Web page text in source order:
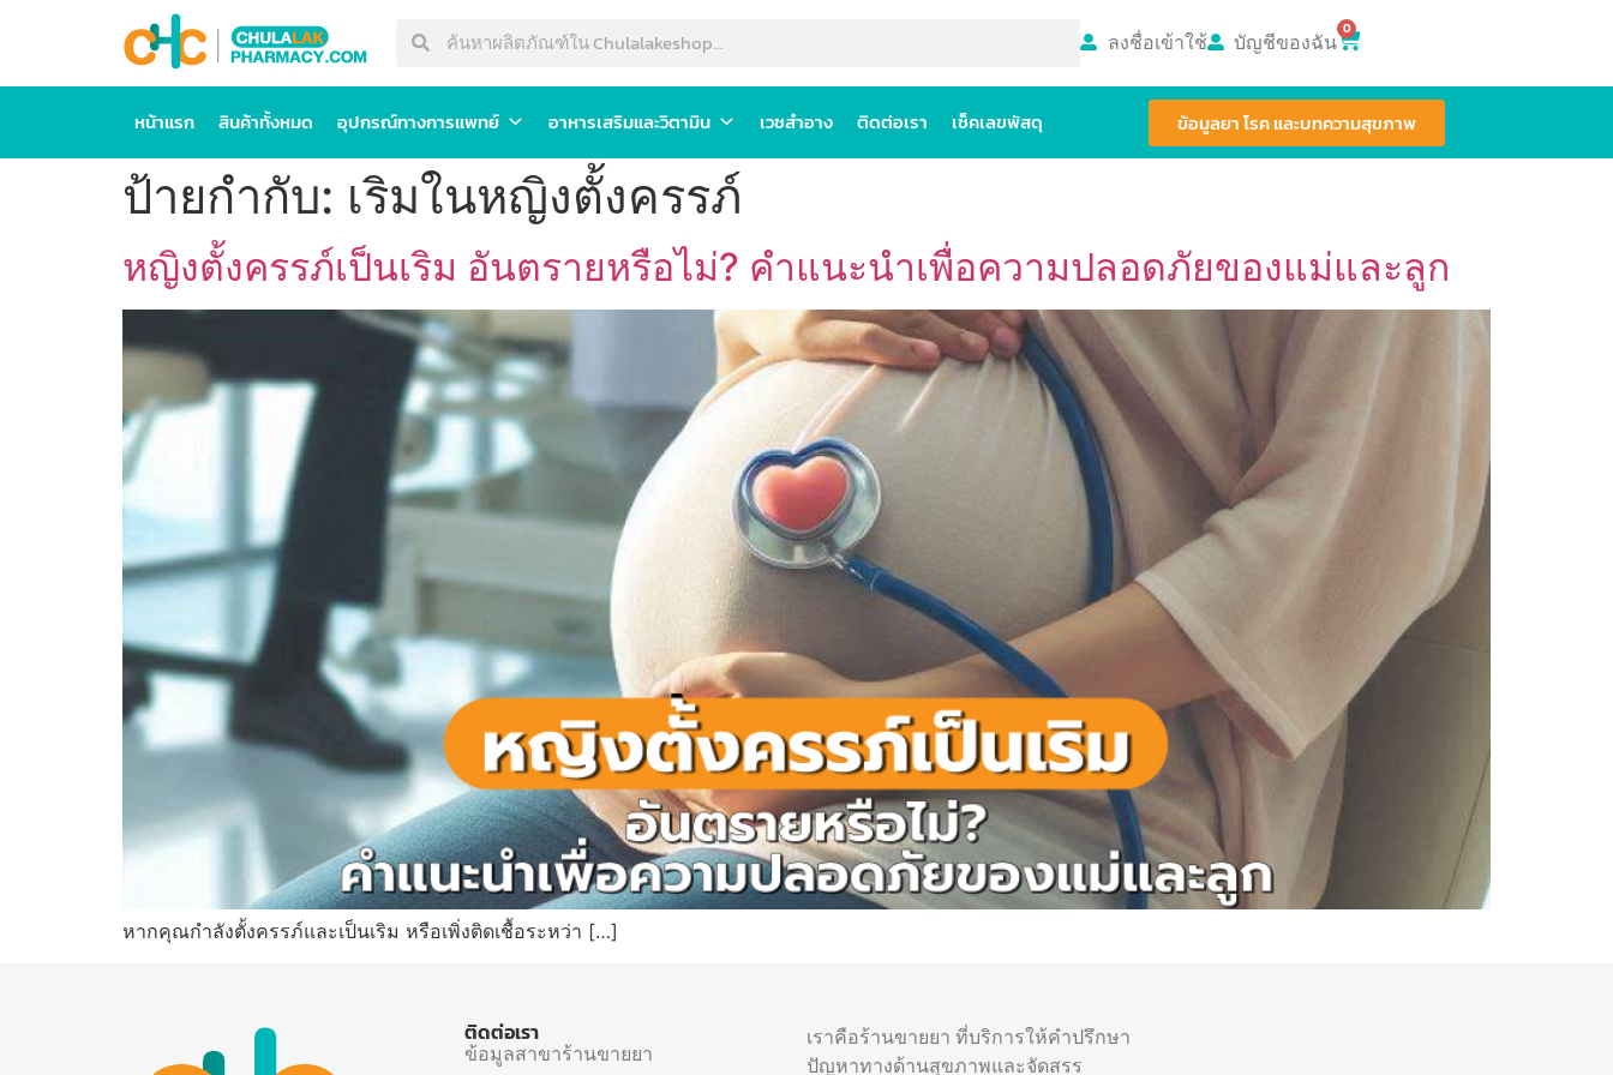
ลงชื่อเข้าใช้ บัญชีของฉัน 0
หน้าแรก สินค้าทั้งหมด อุปกรณ์ทางการแพทย์ อาหารเสริมและวิตามิน เวชสำอาง ติดต่อเรา เช็คเลขพัสดุ ข้อมูลยา โรค และบทความสุขภาพ
ป้ายกำกับ: เริมในหญิงตั้งครรภ์
หญิงตั้งครรภ์เป็นเริม อันตรายหรือไม่? คำแนะนำเพื่อความปลอดภัยของแม่และลูก
หากคุณกำลังตั้งครรภ์และเป็นเริม หรือเพิ่งติดเชื้อระหว่า […]
ติดต่อเรา
ข้อมูลสาขาร้านขายยา
เราคือร้านขายยา ที่บริการให้คำปรึกษา
ปัญหาทางด้านสุขภาพและจัดสรร